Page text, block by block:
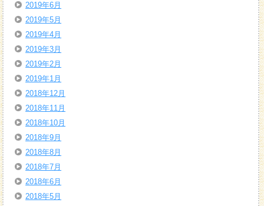
2019年6月
2019年5月
2019年4月
2019年3月
2019年2月
2019年1月
2018年12月
2018年11月
2018年10月
2018年9月
2018年8月
2018年7月
2018年6月
2018年5月